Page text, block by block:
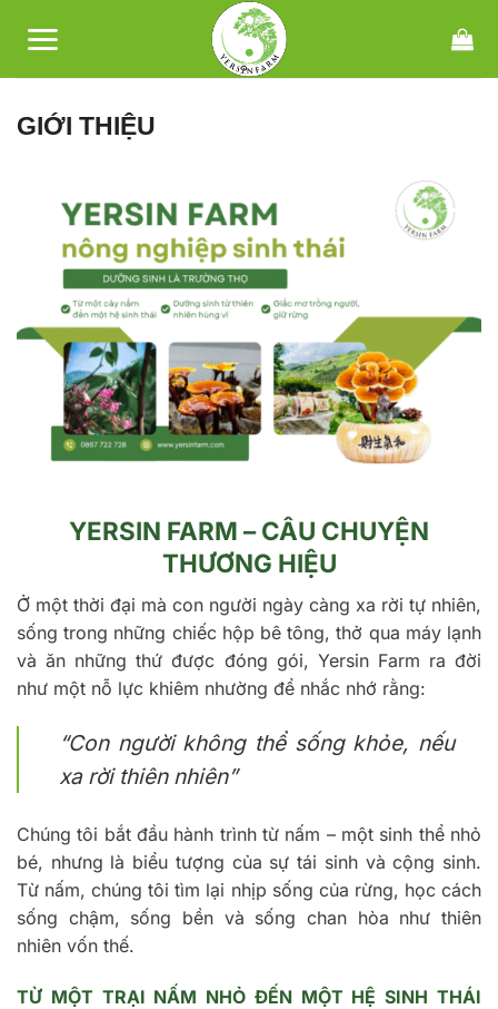
qua
GIỚI THIỆU
YERSIN FARM – CÂU CHUYỆN
THƯƠNG HIỆU
Ở một thời đại mà con người ngày càng xa rời tự nhiên,
sống trong những chiếc hộp bê tông, thở qua máy lạnh
và ăn những thứ được đóng gói, Yersin Farm ra đời
như một nỗ lực khiêm nhường để nhắc nhớ rằng:
“Con người không thể sống khỏe, nếu
xa rời thiên nhiên”
Chúng tôi bắt đầu hành trình từ nấm – một sinh thể nhỏ
bé, nhưng là biểu tượng của sự tái sinh và cộng sinh.
Từ nấm, chúng tôi tìm lại nhịp sống của rừng, học cách
sống chậm, sống bền và sống chan hòa như thiên
nhiên vốn thế.
TỪ MỘT TRẠI NẤM NHỎ ĐẾN MỘT HỆ SINH THÁI